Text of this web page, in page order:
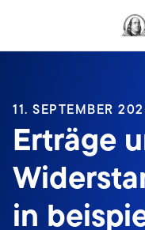
Header menu toggle
11. SEPTEMBER
Erträge
in